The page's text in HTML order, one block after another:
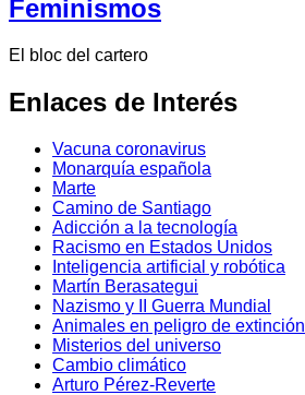
Feminismos
El bloc del cartero
Enlaces de Interés
Vacuna coronavirus
Monarquía española
Marte
Camino de Santiago
Adicción a la tecnología
Racismo en Estados Unidos
Inteligencia artificial y robótica
Martín Berasategui
Nazismo y II Guerra Mundial
Animales en peligro de extinción
Misterios del universo
Cambio climático
Arturo Pérez-Reverte